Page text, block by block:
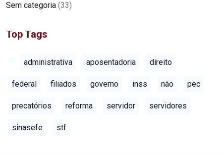
Sem categoria (33)
Top Tags
administrativa aposentadoria direito
federal filiados governo inss não pec
precatórios reforma servidor servidores
sinasefe stf